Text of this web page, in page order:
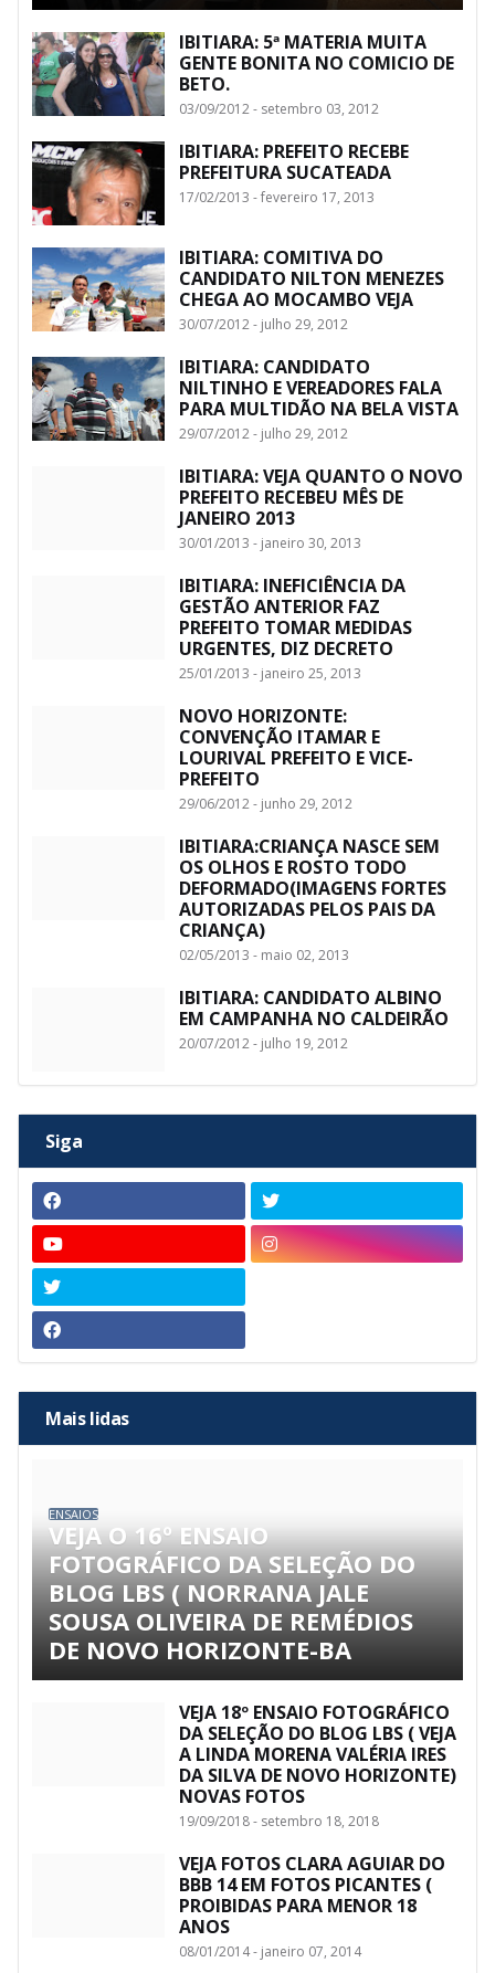
IBITIARA: 5ª MATERIA MUITA
GENTE BONITA NO COMICIO DE
BETO.
03/09/2012 - setembro 03, 2012
IBITIARA: PREFEITO RECEBE
PREFEITURA SUCATEADA
17/02/2013 - fevereiro 17, 2013
IBITIARA: COMITIVA DO
CANDIDATO NILTON MENEZES
CHEGA AO MOCAMBO VEJA
30/07/2012 - julho 29, 2012
IBITIARA: CANDIDATO
NILTINHO E VEREADORES FALA
PARA MULTIDÃO NA BELA VISTA
29/07/2012 - julho 29, 2012
IBITIARA: VEJA QUANTO O NOVO
PREFEITO RECEBEU MÊS DE
JANEIRO 2013
30/01/2013 - janeiro 30, 2013
IBITIARA: INEFICIÊNCIA DA
GESTÃO ANTERIOR FAZ
PREFEITO TOMAR MEDIDAS
URGENTES, DIZ DECRETO
25/01/2013 - janeiro 25, 2013
NOVO HORIZONTE:
CONVENÇÃO ITAMAR E
LOURIVAL PREFEITO E VICE-
PREFEITO
29/06/2012 - junho 29, 2012
IBITIARA:CRIANÇA NASCE SEM
OS OLHOS E ROSTO TODO
DEFORMADO(IMAGENS FORTES
AUTORIZADAS PELOS PAIS DA
CRIANÇA)
02/05/2013 - maio 02, 2013
IBITIARA: CANDIDATO ALBINO
EM CAMPANHA NO CALDEIRÃO
20/07/2012 - julho 19, 2012
Siga
Mais lidas
ENSAIOS
VEJA O 16º ENSAIO
FOTOGRÁFICO DA SELEÇÃO DO
BLOG LBS ( NORRANA JALE
SOUSA OLIVEIRA DE REMÉDIOS
DE NOVO HORIZONTE-BA
VEJA 18º ENSAIO FOTOGRÁFICO
DA SELEÇÃO DO BLOG LBS ( VEJA
A LINDA MORENA VALÉRIA IRES
DA SILVA DE NOVO HORIZONTE)
NOVAS FOTOS
19/09/2018 - setembro 18, 2018
VEJA FOTOS CLARA AGUIAR DO
BBB 14 EM FOTOS PICANTES (
PROIBIDAS PARA MENOR 18
ANOS
08/01/2014 - janeiro 07, 2014